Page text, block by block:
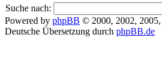
Suche nach:
Powered by phpBB © 2000, 2002,
Deutsche Übersetzung durch phpBB.de